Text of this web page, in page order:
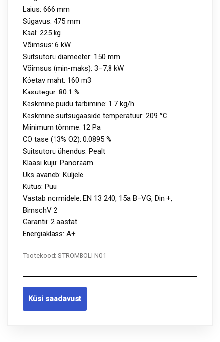
Laius: 666 mm
Sügavus: 475 mm
Kaal: 225 kg
Võimsus: 6 kW
Suitsutoru diameeter: 150 mm
Võimsus (min-maks): 3–7,8 kW
Köetav maht: 160 m3
Kasutegur: 80.1 %
Keskmine puidu tarbimine: 1.7 kg/h
Keskmine suitsugaaside temperatuur: 209 °C
Miinimum tõmme: 12 Pa
CO tase (13% O2): 0.0895 %
Suitsutoru ühendus: Pealt
Klaasi kuju: Panoraam
Uks avaneb: Küljele
Kütus: Puu
Vastab normidele: EN 13 240, 15a B–VG, Din +,
BimschV 2
Garantii: 2 aastat
Energiaklass: A+
Tootekood: STROMBOLI N01
Küsi saadavust